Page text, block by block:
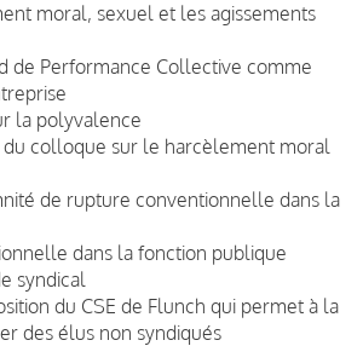
moral, sexuel et les agissements
de Performance Collective comme
la polyvalence
du colloque sur le harcèlement moral
de rupture conventionnelle dans la
dans la fonction publique
syndical
du CSE de Flunch qui permet à la
des élus non syndiqués